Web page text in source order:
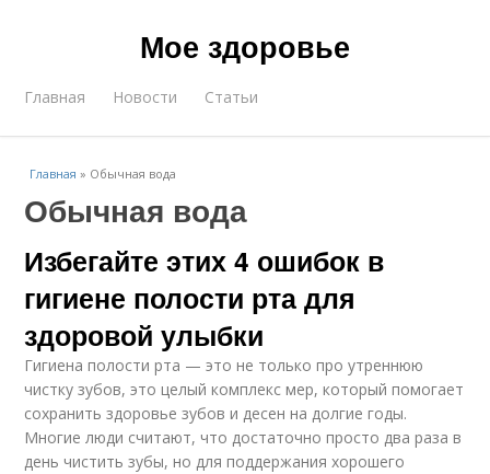
Мое здоровье
Главная Новости Статьи
Главная » Обычная вода
Обычная вода
Избегайте этих 4 ошибок в
гигиене полости рта для
здоровой улыбки
Гигиена полости рта — это не только про утреннюю
чистку зубов, это целый комплекс мер, который помогает
сохранить здоровье зубов и десен на долгие годы.
Многие люди считают, что достаточно просто два раза в
день чистить зубы, но для поддержания хорошего